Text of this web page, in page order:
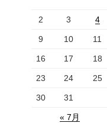
« 7月
2 3 4
9 10 11
16 17 18
23 24 25
30 31